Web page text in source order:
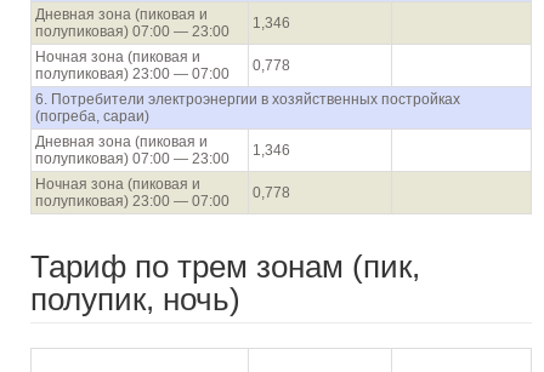
Дневная зона (пиковая и
полупиковая) 07:00 — 23:00
1,346
Ночная зона (пиковая и
полупиковая) 23:00 — 07:00
0,778
6. Потребители электроэнергии в хозяйственных постройках
(погреба, сараи)
Дневная зона (пиковая и
полупиковая) 07:00 — 23:00
1,346
Ночная зона (пиковая и
полупиковая) 23:00 — 07:00
0,778
Тариф по трем зонам (пик,
полупик, ночь)